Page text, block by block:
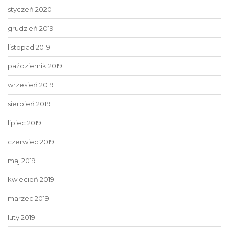
styczeń 2020
grudzień 2019
listopad 2019
październik 2019
wrzesień 2019
sierpień 2019
lipiec 2019
czerwiec 2019
maj 2019
kwiecień 2019
marzec 2019
luty 2019